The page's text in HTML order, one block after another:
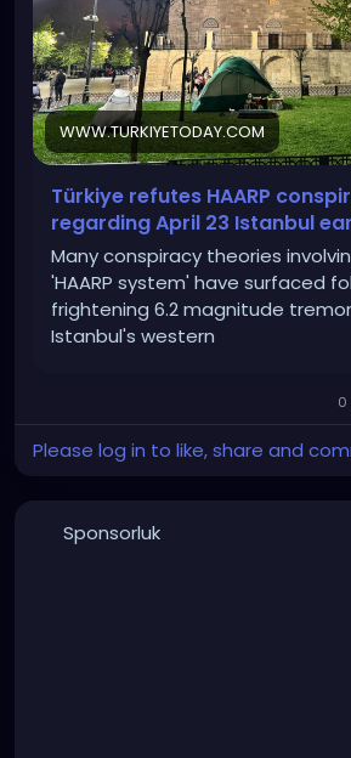
WWW.TURKIYETODAY.COM
Türkiye refutes HAARP
regarding April 23 Istanbul
Many conspiracy theories
'HAARP system' have surfaced
frightening 6.2 magnitude
Istanbul's western
0
Please log in to like, share and
Sponsorluk